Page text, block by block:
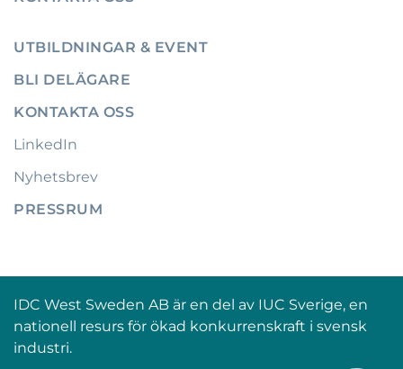
UTBILDNINGAR & EVENT
BLI DELÄGARE
KONTAKTA OSS
LinkedIn
Nyhetsbrev
PRESSRUM
IDC West Sweden AB är en del av IUC Sverige, en
nationell resurs för ökad konkurrenskraft i svensk
industri.